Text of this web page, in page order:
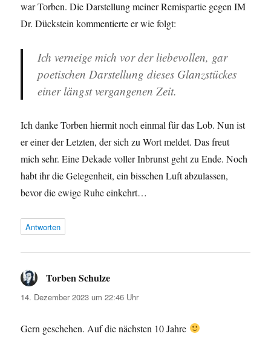
war Torben. Die Darstellung meiner Remispartie gegen IM
Dr. Dückstein kommentierte er wie folgt:
Ich verneige mich vor der liebevollen, gar
poetischen Darstellung dieses Glanzstückes
einer längst vergangenen Zeit.
Ich danke Torben hiermit noch einmal für das Lob. Nun ist
er einer der Letzten, der sich zu Wort meldet. Das freut
mich sehr. Eine Dekade voller Inbrunst geht zu Ende. Noch
habt ihr die Gelegenheit, ein bisschen Luft abzulassen,
bevor die ewige Ruhe einkehrt…
Antworten
Torben Schulze
14. Dezember 2023 um 22:46 Uhr
Gern geschehen. Auf die nächsten 10 Jahre